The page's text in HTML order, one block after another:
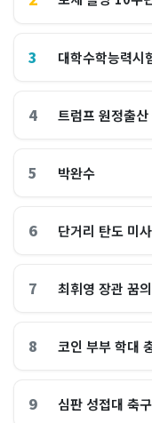
3 대학수학능력시
4 트럼프 원정출산
5 박완수
6 단거리 탄도 미
7 최휘영 장관 꿈
8 코인 부부 학대
9 심판 성접대 축